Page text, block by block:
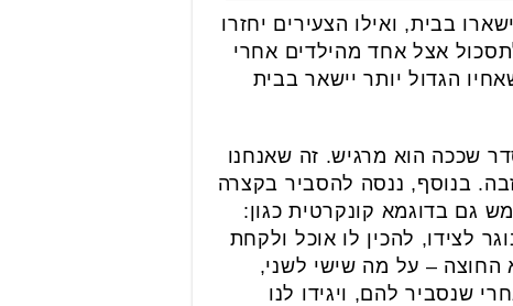
בבית, ואילו הצעירים יחזרו
אצל אחד מהילדים אחרי
הגדול יותר יישאר בבית
שככה הוא מרגיש. זה שאנחנו
בנוסף, ננסה להסביר בקצרה
גם בדוגמא קונקרטית כגון:
לצידו, להכין לו אוכל ולקחת
החוצה – על מה שישי לשני,
שנסביר להם, ויגידו לנו